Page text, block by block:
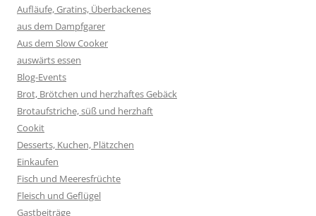
Aufläufe, Gratins, Überbackenes
aus dem Dampfgarer
Aus dem Slow Cooker
auswärts essen
Blog-Events
Brot, Brötchen und herzhaftes Gebäck
Brotaufstriche, süß und herzhaft
Cookit
Desserts, Kuchen, Plätzchen
Einkaufen
Fisch und Meeresfrüchte
Fleisch und Geflügel
Gastbeiträge